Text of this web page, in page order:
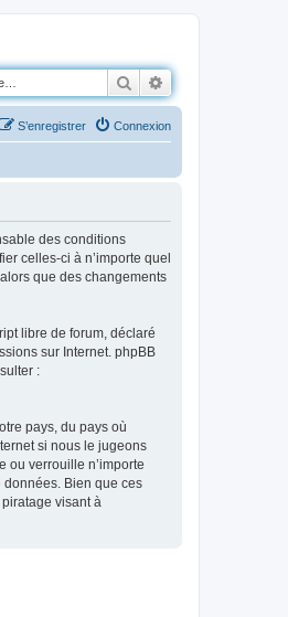
Rechercher
Connexion
S’enregistrer
des conditions
celles-ci à n’importe quel
que des changements
libre de forum, déclaré
sur Internet. phpBB
:
pays, du pays où
si nous le jugeons
ou verrouille n’importe
Bien que ces
visant à